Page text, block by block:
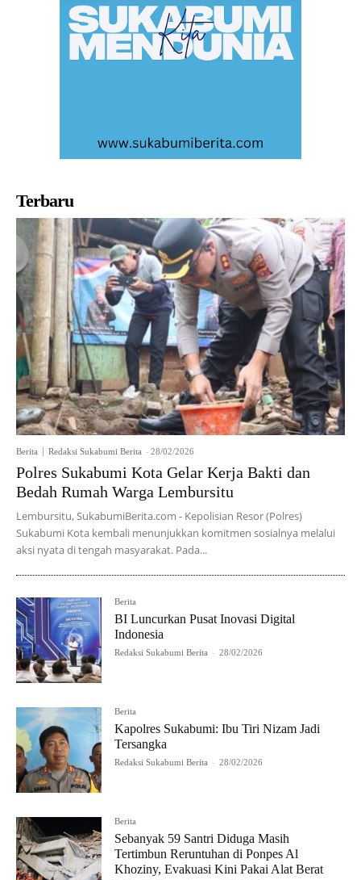
Terbaru
Berita Redaksi Sukabumi Berita - 28/02/2026
Polres Sukabumi Kota Gelar Kerja Bakti dan
Bedah Rumah Warga Lembursitu
Lembursitu, SukabumiBerita.com - Kepolisian Resor (Polres)
Sukabumi Kota kembali menunjukkan komitmen sosialnya melalui
aksi nyata di tengah masyarakat. Pada...
Berita
BI Luncurkan Pusat Inovasi Digital
Indonesia
Redaksi Sukabumi Berita - 28/02/2026
Berita
Kapolres Sukabumi: Ibu Tiri Nizam Jadi
Tersangka
Redaksi Sukabumi Berita - 28/02/2026
Berita
Sebanyak 59 Santri Diduga Masih
Tertimbun Reruntuhan di Ponpes Al
Khoziny, Evakuasi Kini Pakai Alat Berat